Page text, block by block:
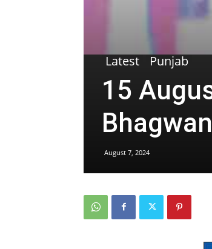
Latest Punjab
15
August 7, 2024